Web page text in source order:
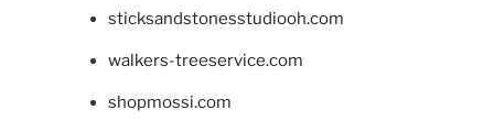
sticksandstonesstudiooh.com
walkers-treeservice.com
shopmossi.com